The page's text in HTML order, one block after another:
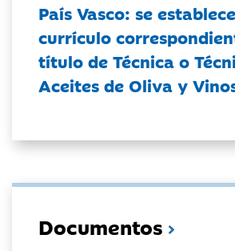
País Vasco: se
currículo
título de Técnica o
Aceites de Oliva y
Documentos